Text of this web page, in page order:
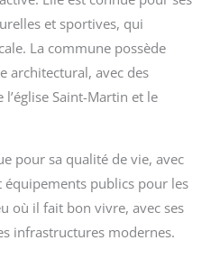
et sportives, qui
La commune possède
architectural, avec des
Saint-Martin et le
pour sa qualité de vie, avec
équipements publics pour les
où il fait bon vivre, avec ses
infrastructures modernes.